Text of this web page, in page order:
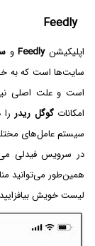
Feedly
اپلیکیشنFeedlyو
سایت‌ها است که
است و علت اصلی
امکاناتگوگل ریدر
سیستم عامل‌های
در سرویس فیدلی
همین‌طور می‌توانید
لیست خویش